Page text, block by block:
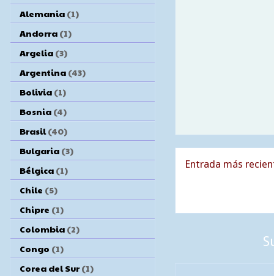
Entrada más
Alemania (1)
Andorra (1)
Argelia (3)
Argentina (43)
Bolivia (1)
Bosnia (4)
Brasil (40)
Bulgaria (3)
Bélgica (1)
Chile (5)
Chipre (1)
Colombia (2)
Congo (1)
Corea del Sur (1)